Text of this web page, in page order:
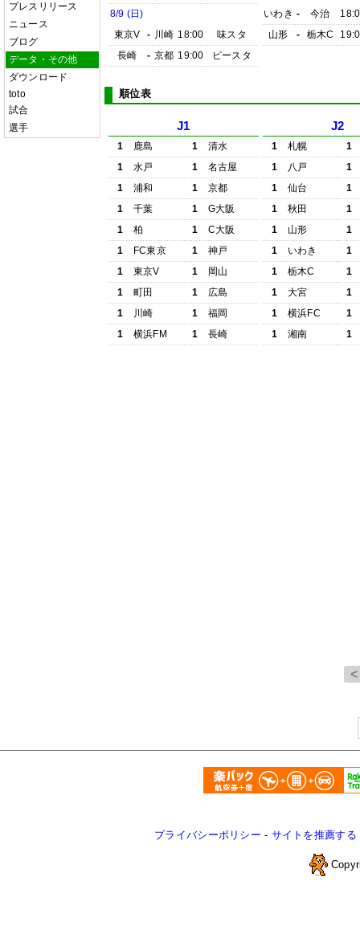
プレスリリース
ニュース
ブログ
データ・その他
ダウンロード
toto
試合
選手
8/9 (日)
東京V
- 川崎 18:00
味スタ
長崎
- 京都 19:00 ピースタ
いわき - 今治
山形
- 栃木C
順位表
J1
1 鹿島 1
清水
1
水戸 1
名古屋
1
浦和 1
京都
1
千葉 1
G大阪
1
柏 1
C大阪
1
FC東京 1
神戸
1
東京V 1
岡山
1
町田 1
広島
1
川崎 1
福岡
1
横浜FM 1 長崎
J2
1 札幌
1
1
八戸
1
1
仙台
1
1
秋田
1
1
山形
1
1
いわき
1
1
栃木C
1
1
大宮
1
1
横浜FC
1
1
湘南 1
プライバシーポリシー - サイトを推薦する